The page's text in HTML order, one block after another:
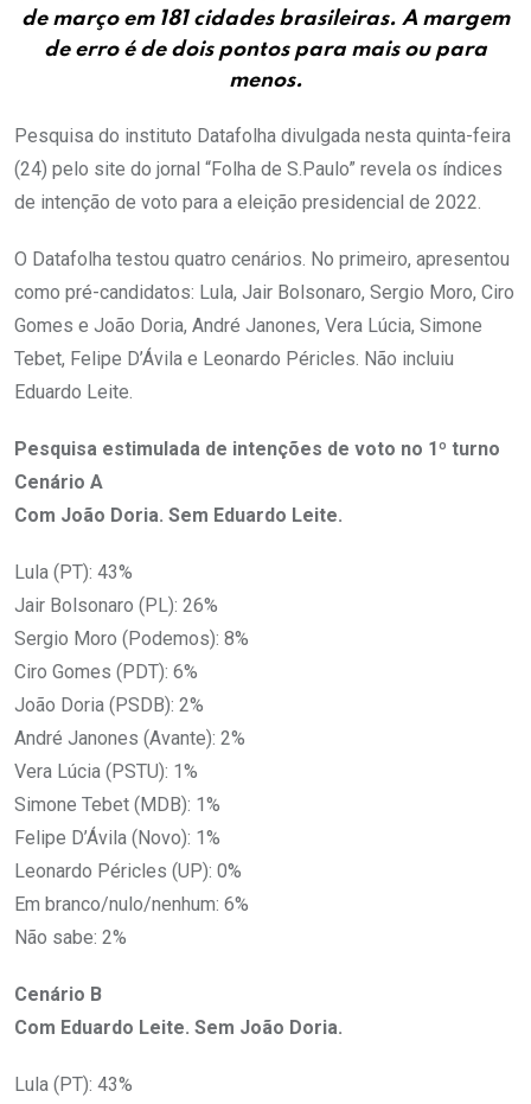
de março em 181 cidades brasileiras. A margem
de erro é de dois pontos para mais ou para
menos.
Pesquisa do instituto Datafolha divulgada nesta quinta-feira
(24) pelo site do jornal “Folha de S.Paulo” revela os índices
de intenção de voto para a eleição presidencial de 2022.
O Datafolha testou quatro cenários. No primeiro, apresentou
como pré-candidatos: Lula, Jair Bolsonaro, Sergio Moro, Ciro
Gomes e João Doria, André Janones, Vera Lúcia, Simone
Tebet, Felipe D’Ávila e Leonardo Péricles. Não incluiu
Eduardo Leite.
Pesquisa estimulada de intenções de voto no 1º turno
Cenário A
Com João Doria. Sem Eduardo Leite.
Lula (PT): 43%
Jair Bolsonaro (PL): 26%
Sergio Moro (Podemos): 8%
Ciro Gomes (PDT): 6%
João Doria (PSDB): 2%
André Janones (Avante): 2%
Vera Lúcia (PSTU): 1%
Simone Tebet (MDB): 1%
Felipe D’Ávila (Novo): 1%
Leonardo Péricles (UP): 0%
Em branco/nulo/nenhum: 6%
Não sabe: 2%
Cenário B
Com Eduardo Leite. Sem João Doria.
Lula (PT): 43%